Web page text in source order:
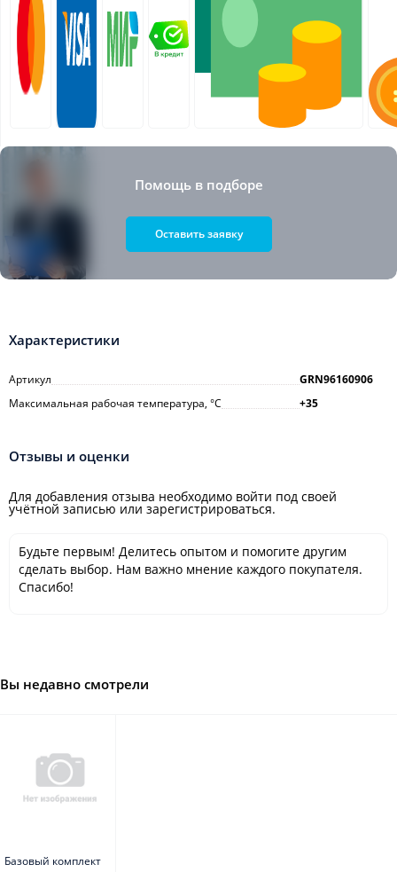
Помощь в подборе
Оставить заявку
Характеристики
Артикул
GRN96160906
Максимальная рабочая температура, °С
+35
Отзывы и оценки
Для добавления отзыва необходимо войти под своей
учётной записью или зарегистрироваться.
Будьте первым! Делитесь опытом и помогите другим
сделать выбор. Нам важно мнение каждого покупателя.
Спасибо!
Вы недавно смотрели
Базовый комплект